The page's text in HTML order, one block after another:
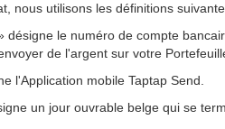
nous utilisons les définitions
désigne le numéro de compte
de l'argent sur votre
l'Application mobile Taptap Send.
un jour ouvrable belge qui se